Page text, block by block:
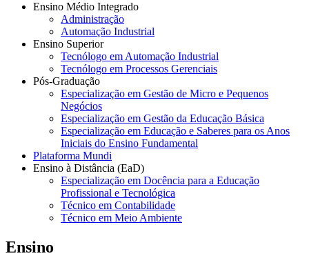
Ensino Médio Integrado
Administração
Automação Industrial
Ensino Superior
Tecnólogo em Automação Industrial
Tecnólogo em Processos Gerenciais
Pós-Graduação
Especialização em Gestão de Micro e Pequenos
Negócios
Especialização em Gestão da Educação Básica
Especialização em Educação e Saberes para os Anos
Iniciais do Ensino Fundamental
Plataforma Mundi
Ensino à Distância (EaD)
Especialização em Docência para a Educação
Profissional e Tecnológica
Técnico em Contabilidade
Técnico em Meio Ambiente
Ensino